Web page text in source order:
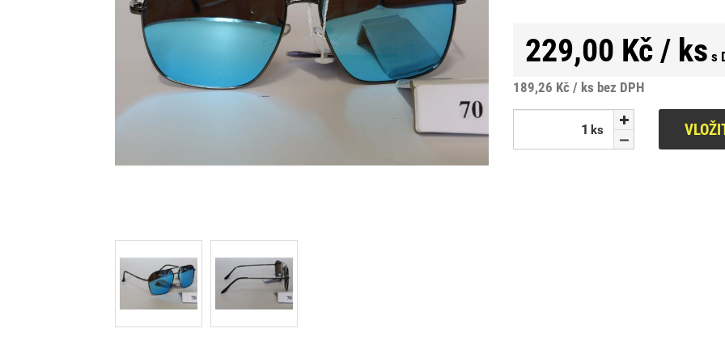
229,00 Kč / ks s
189,26 Kč / ks bez DPH
ks
ks
BOILIES CARP ZOOM
AROMA, DIPY, BOOSTERY
BÓJKA, MARKER, HLADIN.PLOVÁK
BRÝLE POLARIZAČNÍ
HÁČKY, NÁVAZCE
HLÁSIČE, INDIKÁTORY ZÁBĚRU